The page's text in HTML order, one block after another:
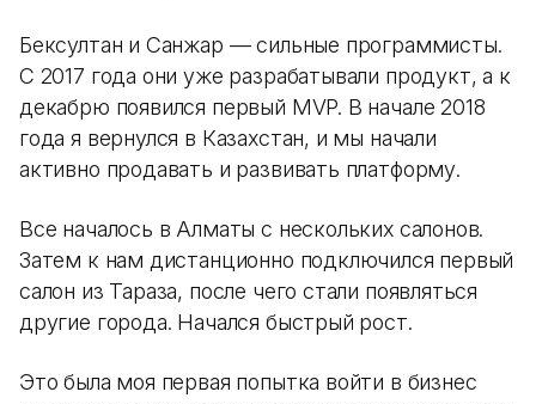
Бексултан и Санжар — сильные программисты.
С 2017 года они уже разрабатывали продукт, а к
декабрю появился первый MVP. В начале 2018
года я вернулся в Казахстан, и мы начали
активно продавать и развивать платформу.
Все началось в Алматы с нескольких салонов.
Затем к нам дистанционно подключился первый
салон из Тараза, после чего стали появляться
другие города. Начался быстрый рост.
Это была моя первая попытка войти в бизнес